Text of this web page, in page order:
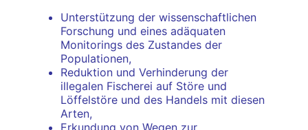
Unterstützung der wissenschaftlichen
Forschung und eines adäquaten
Monitorings des Zustandes der
Populationen,
Reduktion und Verhinderung der
illegalen Fischerei auf Störe und
Löffelstöre und des Handels mit diesen
Arten,
Erkundung von Wegen zur